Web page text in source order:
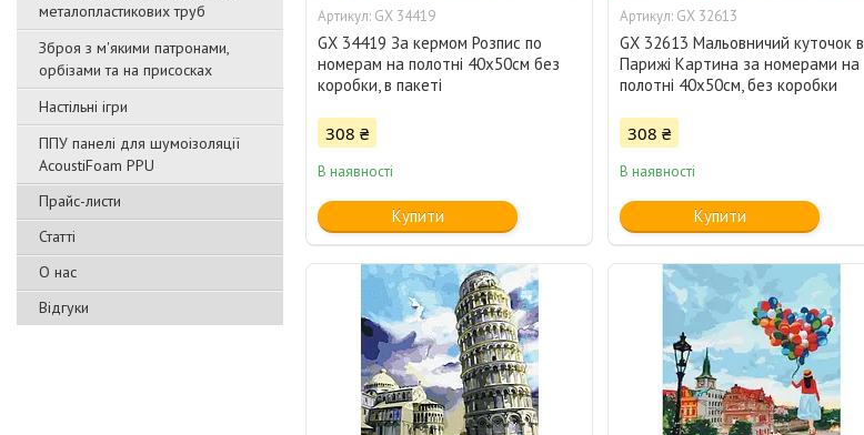
металопластикових труб
Зброя з м'якими патронами,
орбізами та на присосках
Настільні ігри
ППУ панелі для шумоізоляції
AcoustiFoam PPU
Прайс-листи
Статті
О нас
Відгуки
GX 34419
GX 34419 За кермом Розпис по
номерам на полотні 40х50см без
коробки, в пакеті
308 ₴
В наявності
Купити
GX 32613
GX 32613 Мальовничий куточок в
Парижі Картина за номерами на
полотні 40х50см, без коробки
308 ₴
В наявності
Купити